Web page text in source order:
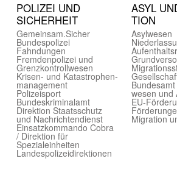
POLIZEI UND
SICHER­HEIT
Gemein­sam.Sicher
Bundes­polizei
Fahndungen
Fremdenpolizei und
Grenzkontrollwesen
Krisen- und Katastrophen­
management
Polizeisport
Bundes­kriminal­amt
Direktion Staats­schutz
und Nach­richten­dienst
Einsatz­kommando Cobra
/ Direktion für
Spezialeinheiten
Landes­polizei­direk­tionen
ASYL
TION
Asyl­wesen
wesen und
EU-
Migration